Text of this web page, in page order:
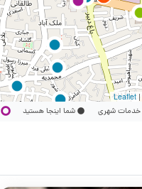
|
خدمات شهری شما اینجا هستید